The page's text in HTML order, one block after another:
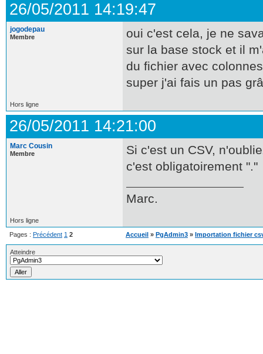
26/05/2011 14:19:47
jogodepau
Membre
oui c'est cela, je ne
sur la base stock et il
du fichier avec
super j'ai fais un pas
Hors ligne
26/05/2011 14:21:00
Marc Cousin
Membre
Si c'est un CSV,
c'est obligatoirement "."
Marc.
Hors ligne
Pages : Précédent 1 2 Accueil » PgAdmin3 » Importation fichier
Atteindre